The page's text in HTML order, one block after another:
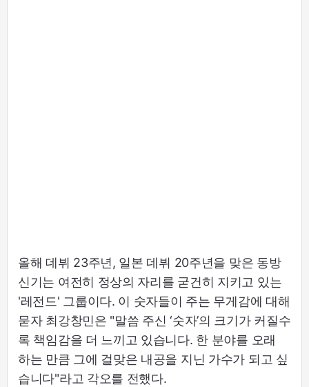
올해 데뷔 23주년, 일본 데뷔 20주년을 맞은 동방
신기는 여전히 정상의 자리를 굳건히 지키고 있는
'레전드' 그룹이다. 이 숫자들이 주는 무게감에 대해
묻자 최강창민은 "말씀 주신 ‘숫자’의 크기가 커질수
록 책임감을 더 느끼고 있습니다. 한 분야를 오래
하는 만큼 그에 걸맞은 내공을 지닌 가수가 되고 싶
습니다"라고 각오를 전했다.